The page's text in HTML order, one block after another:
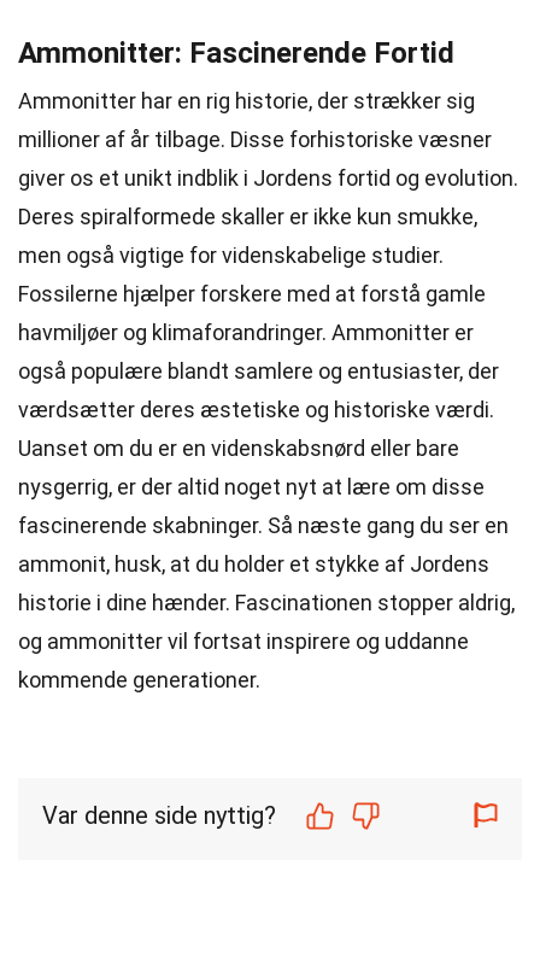
Ammonitter: Fascinerende Fortid
Ammonitter har en rig historie, der strækker sig
millioner af år tilbage. Disse forhistoriske væsner
giver os et unikt indblik i Jordens fortid og evolution.
Deres spiralformede skaller er ikke kun smukke,
men også vigtige for videnskabelige studier.
Fossilerne hjælper forskere med at forstå gamle
havmiljøer og klimaforandringer. Ammonitter er
også populære blandt samlere og entusiaster, der
værdsætter deres æstetiske og historiske værdi.
Uanset om du er en videnskabsnørd eller bare
nysgerrig, er der altid noget nyt at lære om disse
fascinerende skabninger. Så næste gang du ser en
ammonit, husk, at du holder et stykke af Jordens
historie i dine hænder. Fascinationen stopper aldrig,
og ammonitter vil fortsat inspirere og uddanne
kommende generationer.
Var denne side nyttig?